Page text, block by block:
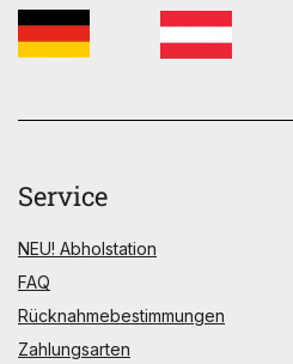
Service
NEU! Abholstation
FAQ
Rücknahmebestimmungen
Zahlungsarten